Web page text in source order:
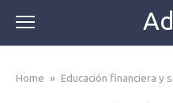
content
Home » Educación financiera y